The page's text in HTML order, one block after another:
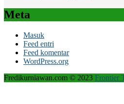
Meta
Masuk
Feed entri
Feed komentar
WordPress.org
Fredikurniawan.com © 2023 Frontier